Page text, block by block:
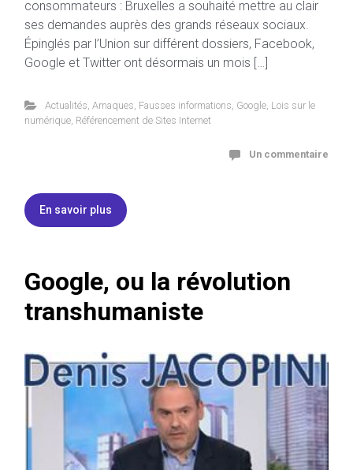
consommateurs : Bruxelles a souhaité mettre au clair
ses demandes auprès des grands réseaux sociaux.
Épinglés par l’Union sur différent dossiers, Facebook,
Google et Twitter ont désormais un mois […]
Actualités Arnaques Fausses informations Google, Lois sur le
numérique Référencement de Sites Internet
Un commentaire
En savoir plus
Google, ou la révolution
transhumaniste